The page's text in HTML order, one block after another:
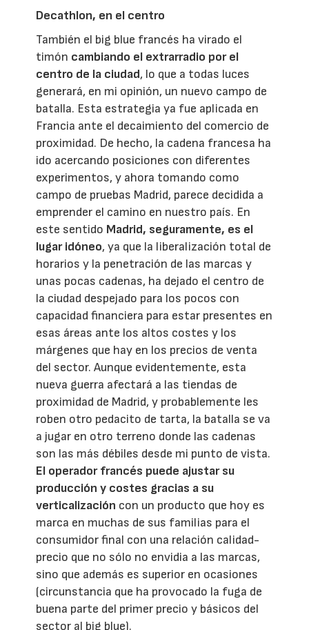
Decathlon, en el centro
También el big blue francés ha virado el
timón cambiando el extrarradio por el
centro de la ciudad, lo que a todas luces
generará, en mi opinión, un nuevo campo de
batalla. Esta estrategia ya fue aplicada en
Francia ante el decaimiento del comercio de
proximidad. De hecho, la cadena francesa ha
ido acercando posiciones con diferentes
experimentos, y ahora tomando como
campo de pruebas Madrid, parece decidida a
emprender el camino en nuestro país. En
este sentido Madrid, seguramente, es el
lugar idóneo, ya que la liberalización total de
horarios y la penetración de las marcas y
unas pocas cadenas, ha dejado el centro de
la ciudad despejado para los pocos con
capacidad financiera para estar presentes en
esas áreas ante los altos costes y los
márgenes que hay en los precios de venta
del sector. Aunque evidentemente, esta
nueva guerra afectará a las tiendas de
proximidad de Madrid, y probablemente les
roben otro pedacito de tarta, la batalla se va
a jugar en otro terreno donde las cadenas
son las más débiles desde mi punto de vista.
El operador francés puede ajustar su
producción y costes gracias a su
verticalización con un producto que hoy es
marca en muchas de sus familias para el
consumidor final con una relación calidad-
precio que no sólo no envidia a las marcas,
sino que además es superior en ocasiones
(circunstancia que ha provocado la fuga de
buena parte del primer precio y básicos del
sector al big blue).